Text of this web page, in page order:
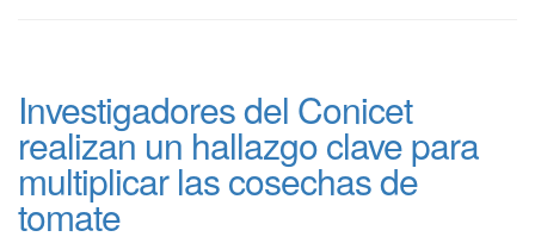
Investigadores del Conicet
realizan un hallazgo clave para
multiplicar las cosechas de
tomate